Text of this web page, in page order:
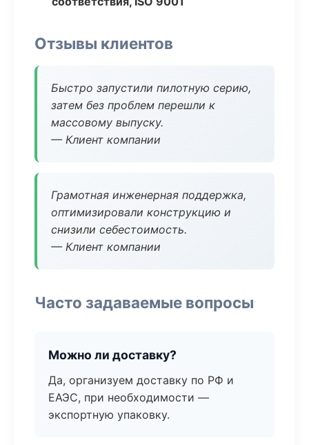
Отзывы клиентов
Быстро запустили пилотную серию,
затем без проблем перешли к
массовому выпуску.
— Клиент компании
Грамотная инженерная поддержка,
оптимизировали конструкцию и
снизили себестоимость.
— Клиент компании
Часто задаваемые вопросы
Можно ли доставку?
Да, организуем доставку по РФ и
ЕАЭС, при необходимости —
экспортную упаковку.